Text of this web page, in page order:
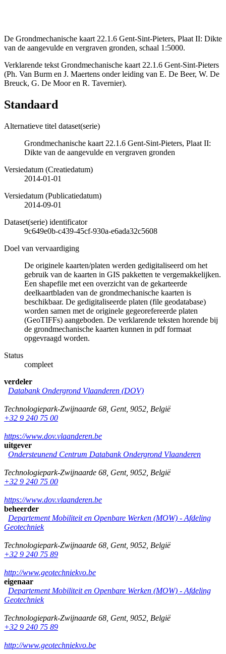
De Grondmechanische kaart 22.1.6 Gent-Sint-Pieters, Plaat II: Dikte
van de aangevulde en vergraven gronden, schaal 1:5000.
Verklarende tekst Grondmechanische kaart 22.1.6 Gent-Sint-Pieters
(Ph. Van Burm en J. Maertens onder leiding van E. De Beer, W. De
Breuck, G. De Moor en R. Tavernier).
Standaard
Alternatieve titel dataset(serie)
Grondmechanische kaart 22.1.6 Gent-Sint-Pieters, Plaat II:
Dikte van de aangevulde en vergraven gronden
Versiedatum (Creatiedatum)
2014-01-01
Versiedatum (Publicatiedatum)
2014-09-01
Dataset(serie) identificator
9c649e0b-c439-45cf-930a-e6ada32c5608
Doel van vervaardiging
De originele kaarten/platen werden gedigitaliseerd om het
gebruik van de kaarten in GIS pakketten te vergemakkelijken.
Een shapefile met een overzicht van de gekarteerde
deelkaartbladen van de grondmechanische kaarten is
beschikbaar. De gedigitaliseerde platen (file geodatabase)
worden samen met de originele gegeorefereerde platen
(GeoTIFFs) aangeboden. De verklarende teksten horende bij
de grondmechanische kaarten kunnen in pdf formaat
opgevraagd worden.
Status
compleet
verdeler
Databank Ondergrond Vlaanderen (DOV)
Technologiepark-Zwijnaarde 68 Gent, 9052 België
+32 9 240 75 00
https://www.dov.vlaanderen.be
uitgever
Ondersteunend Centrum Databank Ondergrond Vlaanderen
Technologiepark-Zwijnaarde 68 Gent, 9052 België
+32 9 240 75 00
https://www.dov.vlaanderen.be
beheerder
Departement Mobiliteit en Openbare Werken (MOW) - Afdeling
Geotechniek
Technologiepark-Zwijnaarde 68 Gent, 9052 België
+32 9 240 75 89
http://www.geotechniekvo.be
eigenaar
Departement Mobiliteit en Openbare Werken (MOW) - Afdeling
Geotechniek
Technologiepark-Zwijnaarde 68 Gent, 9052 België
+32 9 240 75 89
http://www.geotechniekvo.be